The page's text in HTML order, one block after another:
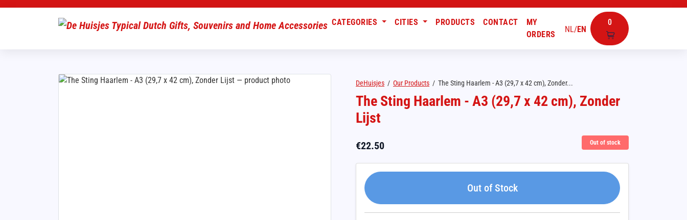
NL/EN
0
CATEGORIES CITIES PRODUCTS CONTACT
MY
ORDERS
DeHuisjes / Our Products / The Sting Haarlem - A3 (29,7 x 42 cm), Zonder...
The Sting Haarlem - A3 (29,7 x 42 cm), Zonder
Lijst
€22.50 Out of stock
Out of Stock